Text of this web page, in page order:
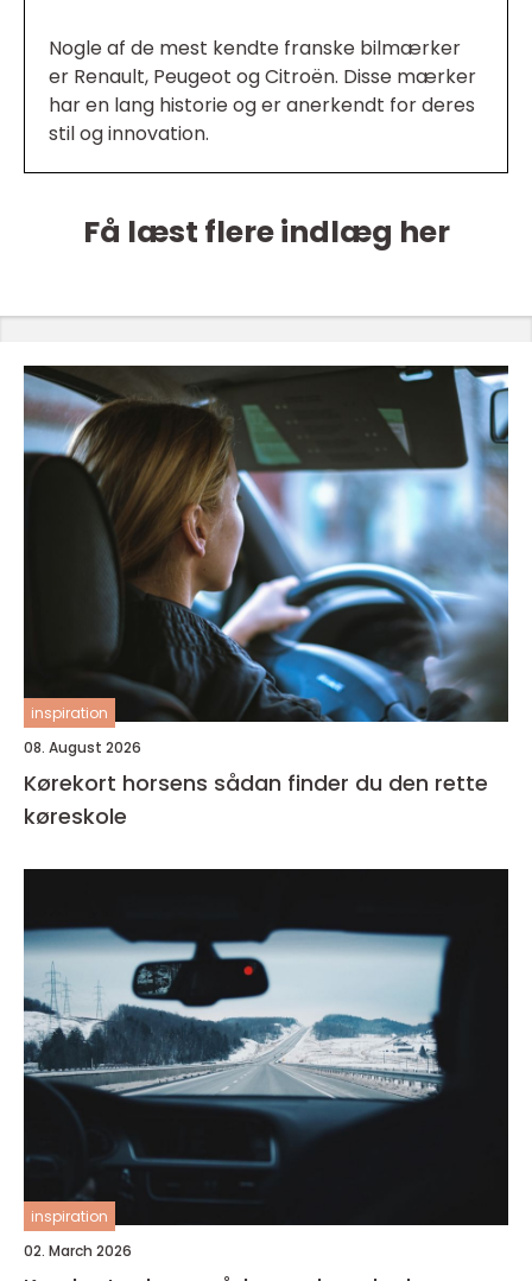
Nogle af de mest kendte franske bilmærker
er Renault, Peugeot og Citroën. Disse mærker
har en lang historie og er anerkendt for deres
stil og innovation.
Få læst flere indlæg her
inspiration
08. August 2026
Kørekort horsens sådan finder du den rette
køreskole
inspiration
02. March 2026